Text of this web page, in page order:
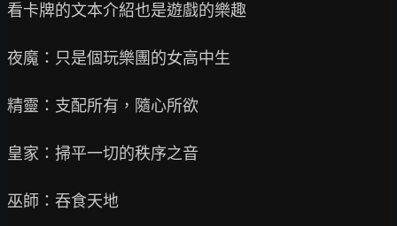
看卡牌的文本介紹也是遊戲的樂趣
夜魔：只是個玩樂團的女高中生
精靈：支配所有，隨心所欲
皇家：掃平一切的秩序之音
巫師：吞食天地